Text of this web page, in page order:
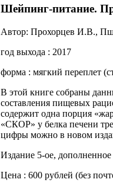
Шейпинг-питание.
Автоp: Прохорцев И.В.,
год выхода : 2017
фоpма : мягкий переплет
В этой книге собраны
составления пищевых
содержит одна порция
«СКОР» у белка печени
цифры можно в новом
Издание 5-ое,
Цена : 600 рублей (без